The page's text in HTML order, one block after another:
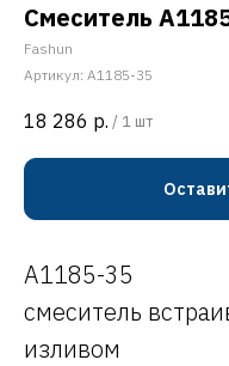
Смеситель
Fashun
Артикул: A1185-35
18 286 р. / 1 шт
A1185-35
смеситель
изливом